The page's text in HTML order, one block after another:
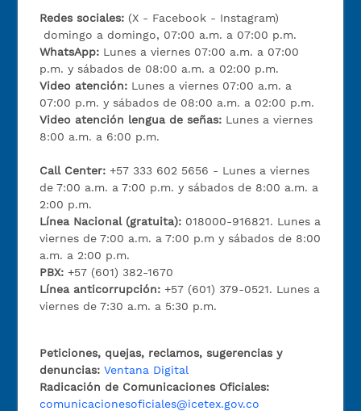
Redes sociales: (X - Facebook - Instagram)
domingo a domingo, 07:00 a.m. a 07:00 p.m.
WhatsApp: Lunes a viernes 07:00 a.m. a 07:00
p.m. y sábados de 08:00 a.m. a 02:00 p.m.
Video atención: Lunes a viernes 07:00 a.m. a
07:00 p.m. y sábados de 08:00 a.m. a 02:00 p.m.
Video atención lengua de señas: Lunes a viernes
8:00 a.m. a 6:00 p.m.
Call Center:+57 333 602 5656 - Lunes a viernes
de 7:00 a.m. a 7:00 p.m. y sábados de 8:00 a.m. a
2:00 p.m.
Línea Nacional (gratuita): 018000-916821. Lunes a
viernes de 7:00 a.m. a 7:00 p.m y sábados de 8:00
a.m. a 2:00 p.m.
PBX:+57 (601) 382-1670
Línea anticorrupción:+57 (601) 379-0521. Lunes a
viernes de 7:30 a.m. a 5:30 p.m.
Peticiones, quejas, reclamos, sugerencias y
denuncias: Ventana Digital
Radicación de Comunicaciones Oficiales:
comunicacionesoficiales@icetex.gov.co